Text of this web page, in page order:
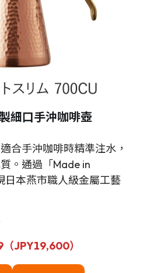
細口手沖咖啡壺
合手沖咖啡時精準注水，
。通過「Made in
日本燕市職人級金屬工藝
（JPY19,600）